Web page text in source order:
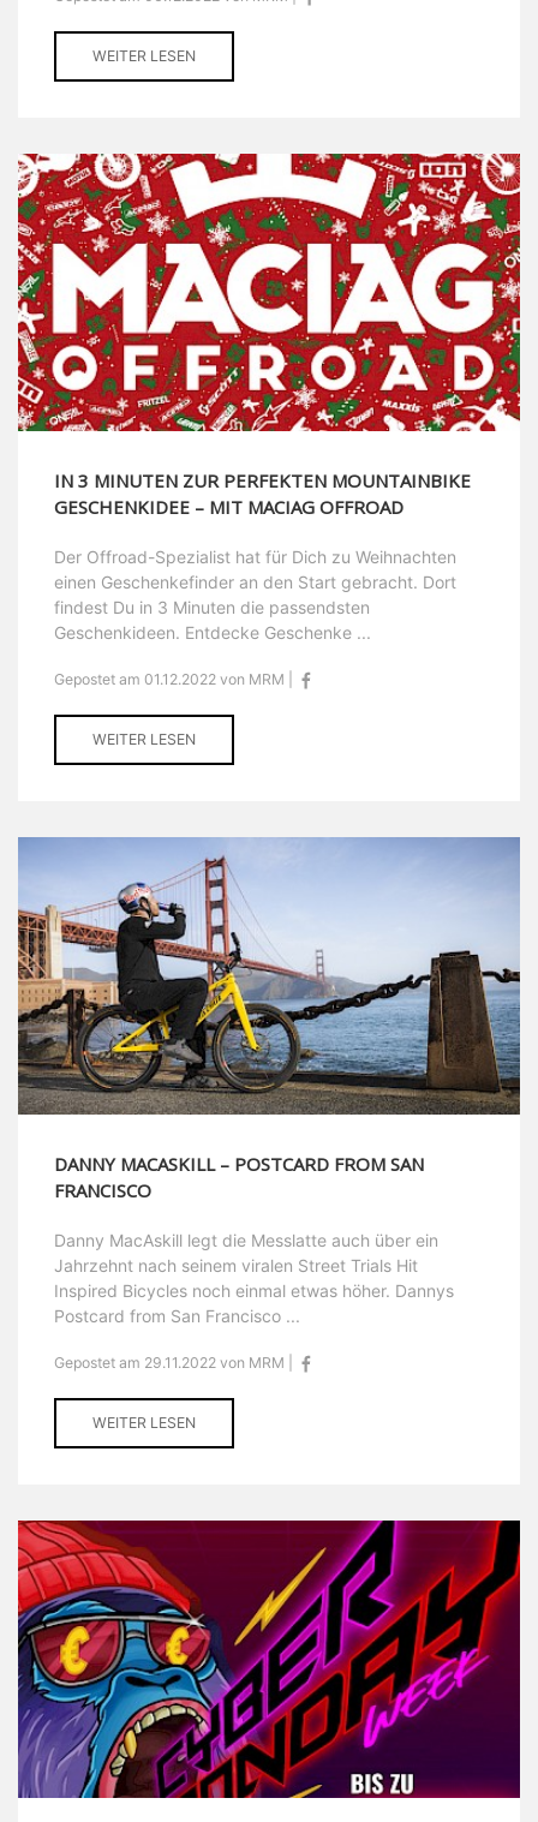
WEITER LESEN
IN 3 MINUTEN ZUR PERFEKTEN MOUNTAINBIKE
GESCHENKIDEE – MIT MACIAG OFFROAD
Der Offroad-Spezialist hat für Dich zu Weihnachten
einen Geschenkefinder an den Start gebracht. Dort
findest Du in 3 Minuten die passendsten
Geschenkideen. Entdecke Geschenke ...
Gepostet am 01.12.2022 von MRM |
WEITER LESEN
DANNY MACASKILL – POSTCARD FROM SAN
FRANCISCO
Danny MacAskill legt die Messlatte auch über ein
Jahrzehnt nach seinem viralen Street Trials Hit
Inspired Bicycles noch einmal etwas höher. Dannys
Postcard from San Francisco ...
Gepostet am 29.11.2022 von MRM |
WEITER LESEN